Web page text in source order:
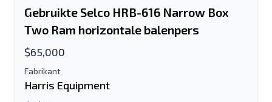
Gebruikte Selco HRB-616 Narrow Box
Two Ram horizontale balenpers
$65,000
Fabrikant
Harris Equipment